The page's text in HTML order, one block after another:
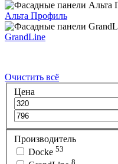
Альта Профиль
GrandLine
Очистить всё
Цена
Производитель
Docke 53
8